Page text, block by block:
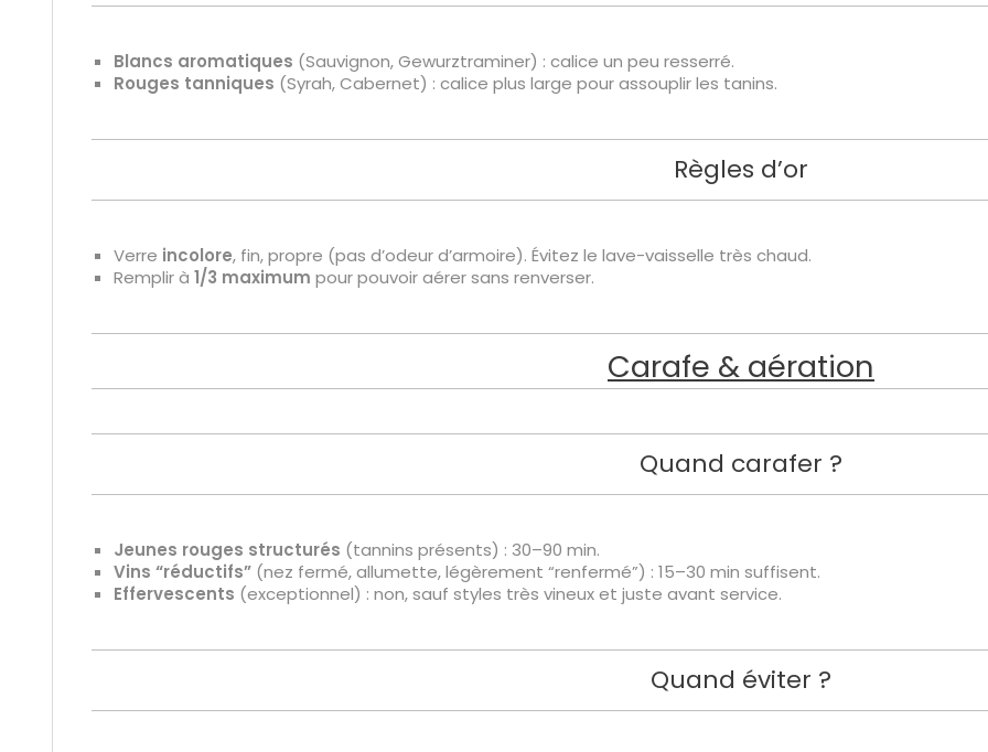
Blancs aromatiques (Sauvignon, Gewurztraminer) : calice un peu resserré.
Rouges tanniques (Syrah, Cabernet) : calice plus large pour assouplir les tanins.
Règles d’or
Verre incolore, fin, propre (pas d’odeur d’armoire). Évitez le lave-vaisselle très chaud.
Remplir à 1/3 maximum pour pouvoir aérer sans renverser.
Carafe & aération
Quand carafer ?
Jeunes rouges structurés (tannins présents) : 30–90 min.
Vins “réductifs” (nez fermé, allumette, légèrement “renfermé”) : 15–30 min suffisent.
Effervescents (exceptionnel) : non, sauf styles très vineux et juste avant service.
Quand éviter ?